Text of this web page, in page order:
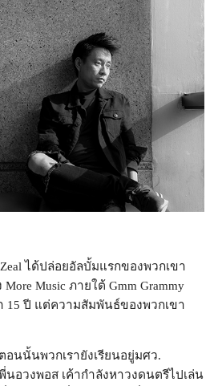
ได้ปล่อยอัลบั้มแรกของพวกเขา
Music ภายใต้ Gmm Grammy
15 ปี แต่ความสัมพันธ์ของพวกเขา
นนั้นพวกเรายังเรียนอยู่มศว.
นอวงพอส เค้ากำลังหาวงดนตรีไปเล่น